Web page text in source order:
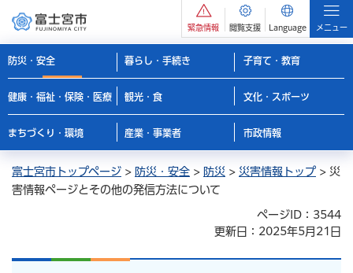
緊急情報 閲覧支援 Language メニュー
防災・安全 暮らし・手続き 子育て・教育
健康・福祉・保険・医療 観光・食 文化・スポーツ
まちづくり・環境 産業・事業者 市政情報
富士宮市トップページ > 防災・安全 > 防災 > 災害情報トップ > 災
害情報ページとその他の発信方法について
ページID：3544
更新日：2025年5月21日